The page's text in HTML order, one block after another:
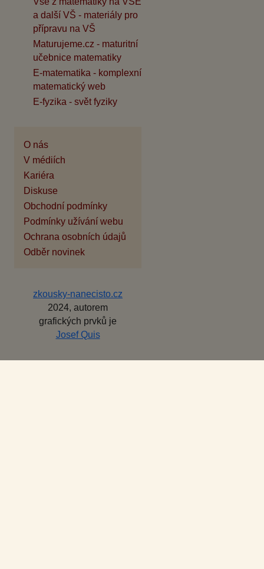
a další VŠ - materiály pro
přípravu na VŠ
Maturujeme.cz - maturitní
učebnice matematiky
E-matematika - komplexní
matematický web
E-fyzika - svět fyziky
O nás
V médiích
Kariéra
Diskuse
Obchodní podmínky
Podmínky užívání webu
Ochrana osobních údajů
Odběr novinek
zkousky-nanecisto.cz
2024, autorem
grafických prvků je
Josef Quis